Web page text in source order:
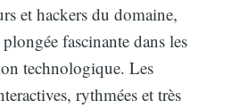
et hackers du domaine,
fascinante dans les
technologique. Les
rythmées et très